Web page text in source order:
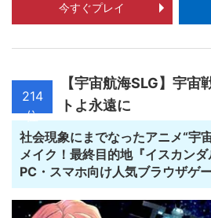
今すぐプレイ
214
位
【宇宙航海SLG】宇
トよ永遠に
社会現象にまでなったアニメ“宇
メイク！最終目的地『イスカン
PC・スマホ向け人気ブラウザゲ